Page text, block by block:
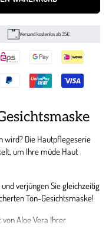
Versand kostenlos ab 35€
wird? Die Hautpflegeserie
um Ihre müde Haut
verjüngen Sie gleichzeitig
Ton-Gesichtsmaske!
Aloe Vera Ihrer